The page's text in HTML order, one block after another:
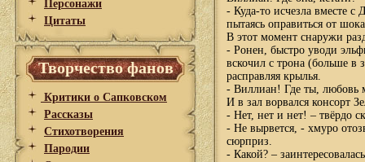
Персонажи
Цитаты
Творчество фанов
Критики о Сапковском
Рассказы
Стихотворения
Пародии
- Куда-то исчезла вместе
пытаясь оправиться от
В этот момент снаружи
- Ронен, быстро уводи
вскочил с трона (больше в
расправляя крылья.
- Виллиан! Где ты, любовь
И в зал ворвался консорт
- Нет, нет и нет! – твёрдо
- Не вырвется, - хмуро
сюрприз.
- Какой? –